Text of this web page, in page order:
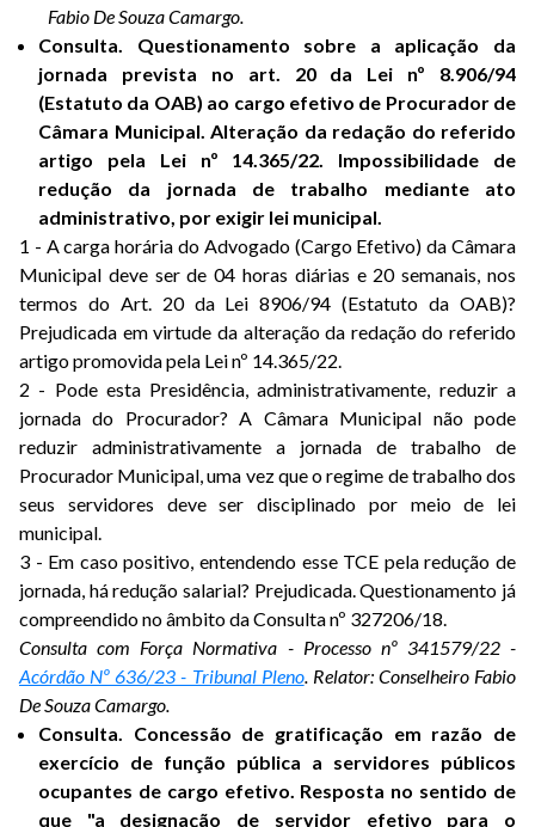
Fabio De Souza Camargo.
Consulta. Questionamento sobre a aplicação da
jornada prevista no art. 20 da Lei nº 8.906/94
(Estatuto da OAB) ao cargo efetivo de Procurador de
Câmara Municipal. Alteração da redação do referido
artigo pela Lei nº 14.365/22. Impossibilidade de
redução da jornada de trabalho mediante ato
administrativo, por exigir lei municipal.
1 - A carga horária do Advogado (Cargo Efetivo) da Câmara
Municipal deve ser de 04 horas diárias e 20 semanais, nos
termos do Art. 20 da Lei 8906/94 (Estatuto da OAB)?
Prejudicada em virtude da alteração da redação do referido
artigo promovida pela Lei nº 14.365/22.
2 - Pode esta Presidência, administrativamente, reduzir a
jornada do Procurador? A Câmara Municipal não pode
reduzir administrativamente a jornada de trabalho de
Procurador Municipal, uma vez que o regime de trabalho dos
seus servidores deve ser disciplinado por meio de lei
municipal.
3 - Em caso positivo, entendendo esse TCE pela redução de
jornada, há redução salarial? Prejudicada. Questionamento já
compreendido no âmbito da Consulta nº 327206/18.
Consulta com Força Normativa - Processo nº 341579/22 -
Acórdão Nº 636/23 - Tribunal Pleno. Relator: Conselheiro Fabio
De Souza Camargo.
Consulta. Concessão de gratificação em razão de
exercício de função pública a servidores públicos
ocupantes de cargo efetivo. Resposta no sentido de
que "a designação de servidor efetivo para o